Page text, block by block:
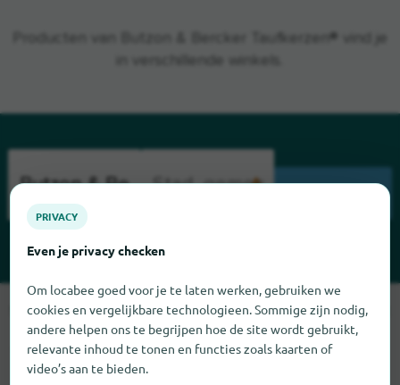
Producten van Butzon & Bercker Taufkerzen® vind je
Sorry, we kunnen Butzon & Bercker Taufkerzen op dit moment
niet vinden. Als u weet waar Butzon & Bercker Taufkerzen te
vinden is, zouden we het erg op prijs stellen als u ons dat laat
PRIVACY
Even je privacy checken
Om locabee goed voor je te laten werken, gebruiken we
cookies en vergelijkbare technologieen. Sommige zijn nodig,
andere helpen ons te begrijpen hoe de site wordt gebruikt,
relevante inhoud te tonen en functies zoals kaarten of
video’s aan te bieden.